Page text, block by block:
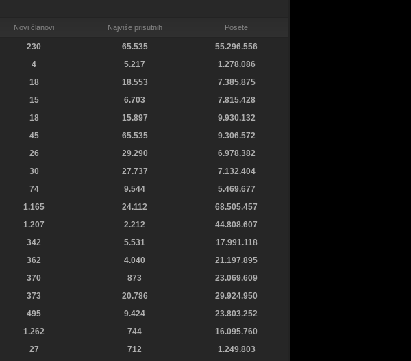
Novi članovi Najviše prisutnih Posete
230 65.535
55.296.556
4 5.217
1.278.086
18 18.553
7.385.875
15 6.703
7.815.428
18 15.897
9.930.132
45 65.535
9.306.572
26 29.290
6.978.382
30 27.737
7.132.404
74 9.544
5.469.677
1.165 24.112
68.505.457
1.207 2.212
44.808.607
342 5.531
17.991.118
362 4.040
21.197.895
370 873
23.069.609
373 20.786
29.924.950
495 9.424
23.803.252
1.262 744
16.095.760
27 712
1.249.803